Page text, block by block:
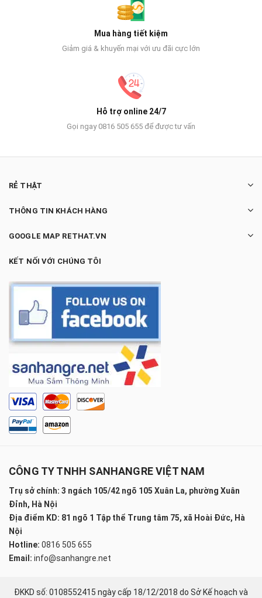
Mua hàng tiết kiệm
Giảm giá & khuyến mại với ưu đãi cực lớn
Hỗ trợ online 24/7
Gọi ngay 0816 505 655 để được tư vấn
RẺ THẬT
THÔNG TIN KHÁCH HÀNG
GOOGLE MAP RETHAT.VN
KẾT NỐI VỚI CHÚNG TÔI
CÔNG TY TNHH SANHANGRE VIỆT NAM
Trụ sở chính: 3 ngách 105/42 ngõ 105 Xuân La, phường Xuân
Đỉnh, Hà Nội
Địa điểm KD: 81 ngõ 1 Tập thể Trung tâm 75, xã Hoài Đức, Hà
Nội
Hotline: 0816 505 655
Email: info@sanhangre.net
ĐKKD số: 0108552415 ngày cấp 18/12/2018 do Sở Kế hoạch và